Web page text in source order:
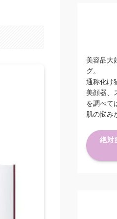
美容品大
グ。
通称化け
美顔器、
を調べて
肌の悩み
絶対